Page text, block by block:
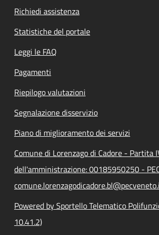
Richiedi assistenza
Statistiche del portale
Leggi le FAQ
Pagamenti
Riepilogo valutazioni
Segnalazione disservizio
Piano di miglioramento dei servizi
Comune di Lorenzago di Cadore - Partita
dell'amministrazione: 00185950250 -
Powered by Sportello Telematico
10.41.2)